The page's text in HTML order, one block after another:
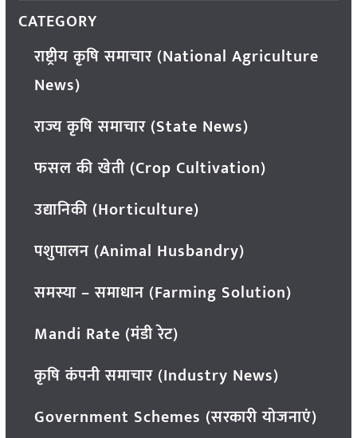
CATEGORY
राष्ट्रीय कृषि समाचार (National Agriculture
News)
राज्य कृषि समाचार (State News)
फसल की खेती (Crop Cultivation)
उद्यानिकी (Horticulture)
पशुपालन (Animal Husbandry)
समस्या – समाधान (Farming Solution)
Mandi Rate (मंडी रेट)
कृषि कंपनी समाचार (Industry News)
Government Schemes (सरकारी योजनाएं)